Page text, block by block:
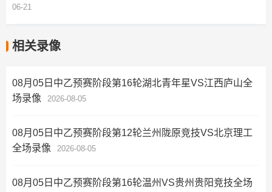
06-21
相关录像
08月05日中乙预赛阶段第16轮湖北青年星VS江西庐山全
场录像
2026-08-05
08月05日中乙预赛阶段第12轮兰州陇原竞技VS北京理工
全场录像
2026-08-05
08月05日中乙预赛阶段第16轮温州VS贵州贵阳竞技全场